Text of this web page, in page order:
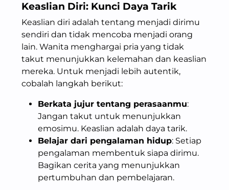
Keaslian Diri: Kunci Daya Tarik
Keaslian diri adalah tentang menjadi dirimu
sendiri dan tidak mencoba menjadi orang
lain. Wanita menghargai pria yang tidak
takut menunjukkan kelemahan dan keaslian
mereka. Untuk menjadi lebih autentik,
cobalah langkah berikut:
Berkata jujur tentang perasaanmu:
Jangan takut untuk menunjukkan
emosimu. Keaslian adalah daya tarik.
Belajar dari pengalaman hidup: Setiap
pengalaman membentuk siapa dirimu.
Bagikan cerita yang menunjukkan
pertumbuhan dan pembelajaran.